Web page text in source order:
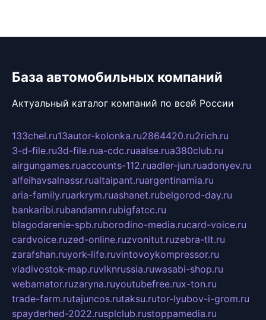
База автомобильных компаний
Актуальный каталог компаний по всей России
133chel.ru13autor-kolonka.ru2864420.ru2rich.ru
3-d-file.ru3d-file.rua-cdc.ruaalse.rua380club.ru
airgungames.ruaccounts-112.ruadler-jun.ruadonyev.ru
alfeihavsalnassr.rualtaipant.ruargentinamia.ru
aria-family.ruarkrym.ruashanet.rubelgorod-day.ru
bankaribi.rubandamn.rubigfatcc.ru
blagodarenie-spb.ruborodino-media.rucard-voice.ru
cardvoice.ruzed-online.ruzvonitut.ruzebra-tlt.ru
zarafshan.ruyork-life.ruvintovoykompressor.ru
vladivostok-map.ruvlknrussia.ruwasabi-shop.ru
webamator.ruzaryna.ruyoutubefree.rux-ton.ru
trade-farm.rutajuncos.rutaksu.rutor-lyubov-i-grom.ru
spayderhed-2022.rusplclub.rustoppamedia.ru